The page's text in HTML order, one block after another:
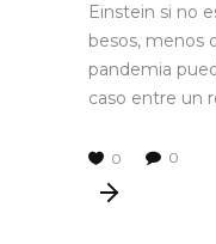
Einstein si no
besos, menos
pandemia
caso entre un
0 0